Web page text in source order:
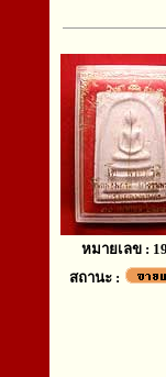
หมายเลข :
สถานะ :